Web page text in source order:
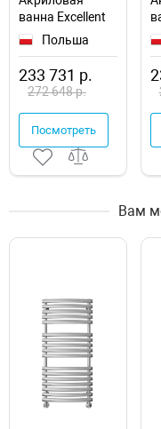
ванна Excellent
Pryzmat Slim
WAEX.PRY18S.ULTRA.GL
Польша
233 731 р.
272 648 р.
Посмотреть
Вам